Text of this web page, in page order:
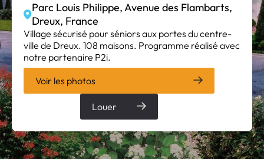
Parc Louis Philippe, Avenue des Flambarts,
Dreux, France
Village sécurisé pour séniors aux portes du centre-
ville de Dreux. 108 maisons. Programme réalisé avec
notre partenaire P2i.
Voir les photos
Louer